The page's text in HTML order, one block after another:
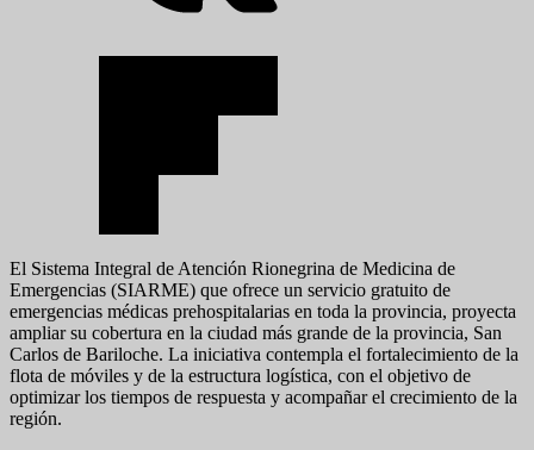
El Sistema Integral de Atención Rionegrina de Medicina de
Emergencias (SIARME) que ofrece un servicio gratuito de
emergencias médicas prehospitalarias en toda la provincia, proyecta
ampliar su cobertura en la ciudad más grande de la provincia, San
Carlos de Bariloche. La iniciativa contempla el fortalecimiento de la
flota de móviles y de la estructura logística, con el objetivo de
optimizar los tiempos de respuesta y acompañar el crecimiento de la
región.